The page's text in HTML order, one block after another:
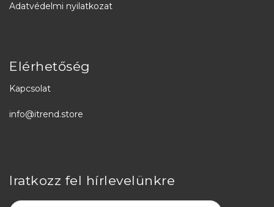
Adatvédelmi nyilatkozat
Elérhetőség
Kapcsolat
info@itrend.store
Iratkozz fel hírlevelünkre